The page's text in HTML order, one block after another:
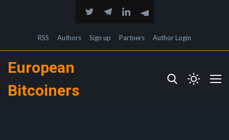
RSS Authors Sign up Partners Author Login
European
Bitcoiners